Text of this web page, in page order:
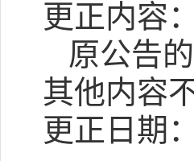
更正内容：
原公告
其他内容
更正日期：